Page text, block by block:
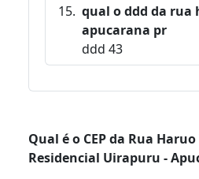
qual o ddd da rua
apucarana pr
ddd 43
Qual é o CEP da Rua
Residencial Uirapuru -